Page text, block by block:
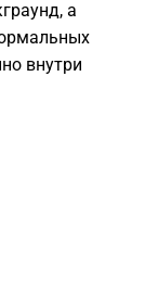
а
внутри